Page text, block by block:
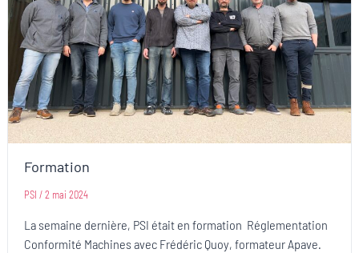
Formation
PSI /2 mai 2024
La semaine dernière, PSI était en formation Réglementation
Conformité Machines avec Frédéric Quoy, formateur Apave.